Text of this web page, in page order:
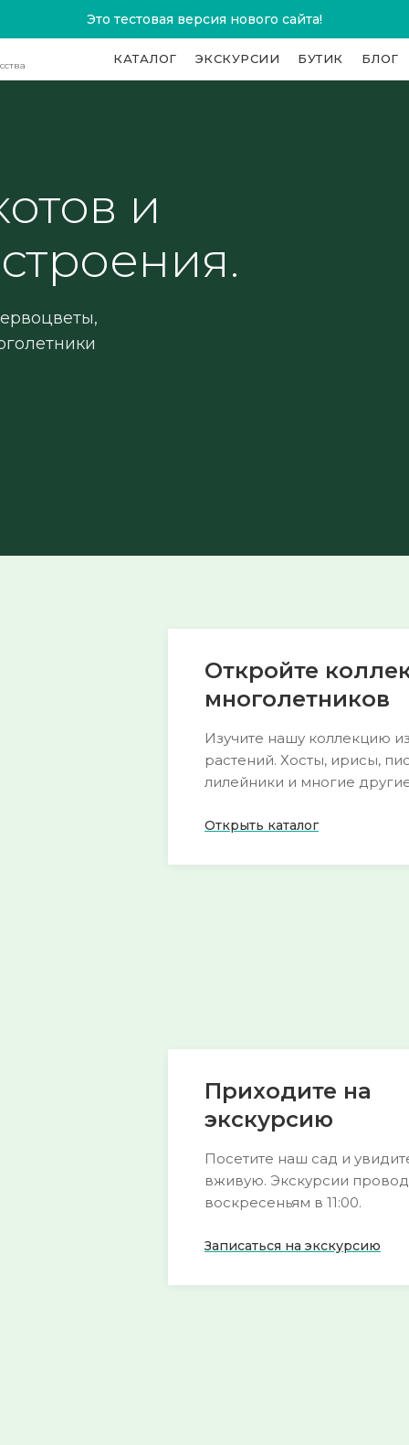
Это тестовая версия нового сайта!
КАТАЛОГ ЭКСКУРСИИ БУТИК БЛОГ
и
Откройте
многолетников
Изучите нашу коллекцию
растений. Хосты, ирисы,
лилейники и многие
Открыть каталог
Приходите на
экскурсию
Посетите наш сад и
вживую. Экскурсии
воскресеньям в 11:00.
Записаться на экскурсию